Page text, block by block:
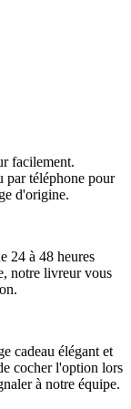
facilement.
par téléphone pour
d'origine.
24 à 48 heures
notre livreur vous
cadeau élégant et
cocher l'option lors
à notre équipe.